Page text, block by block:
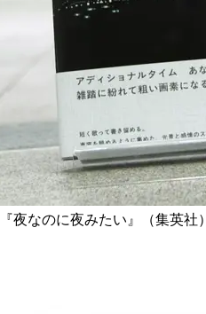
夜なのに夜みたい』（集英社）